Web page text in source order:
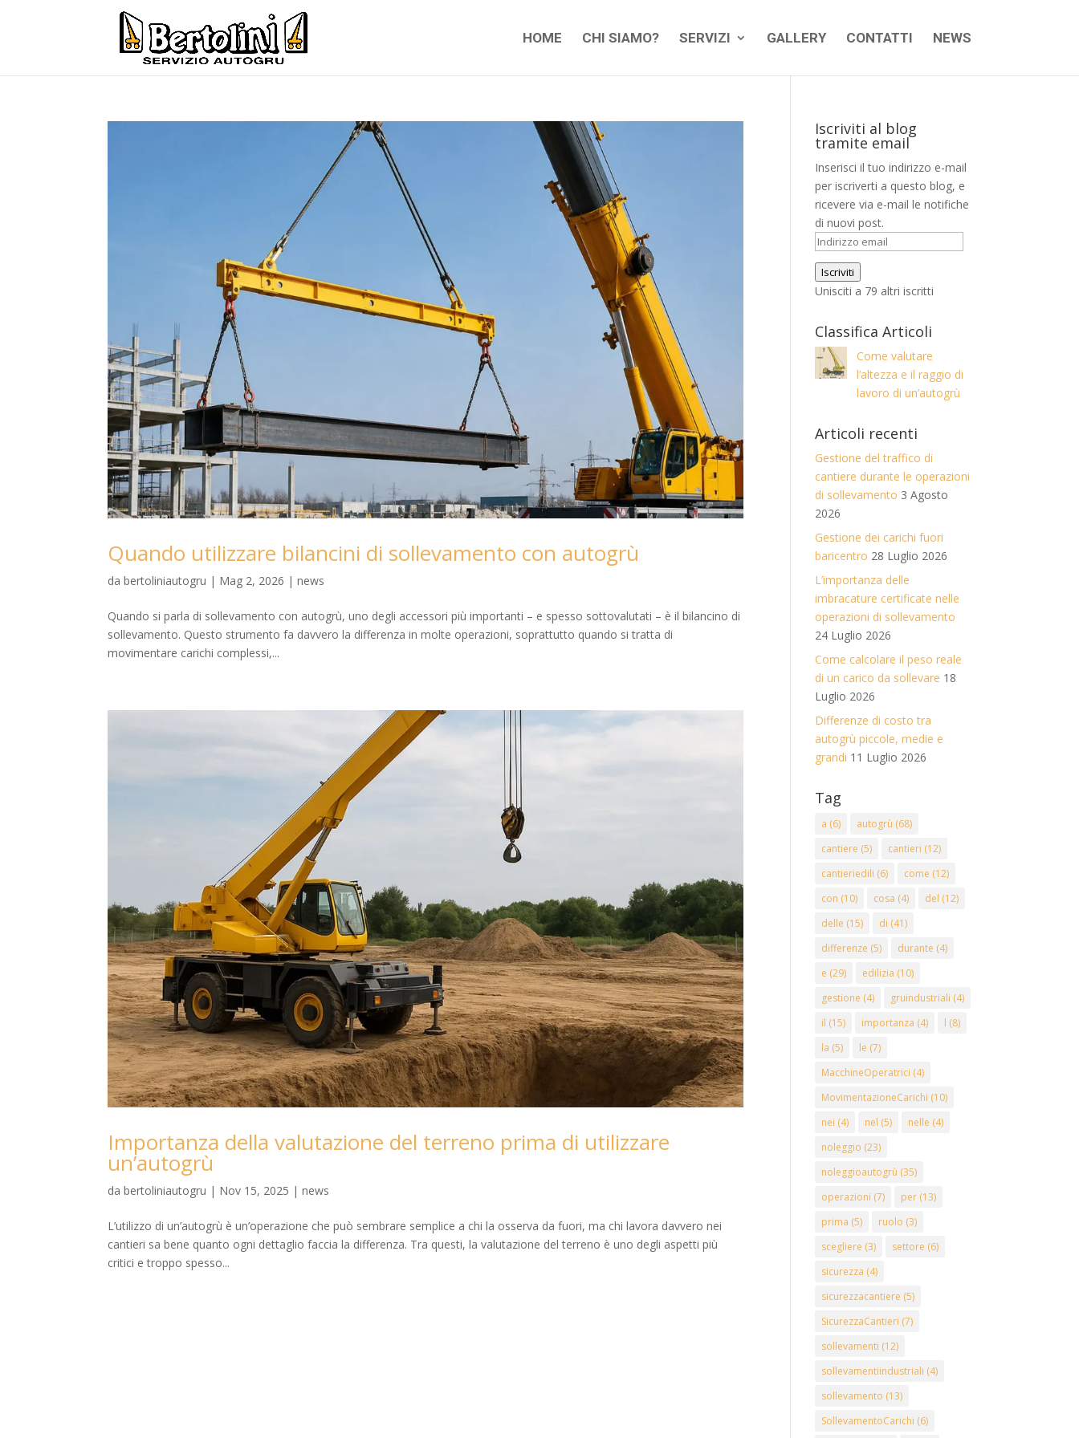
HOME CHI SIAMO? SERVIZI GALLERY CONTATTI NEWS
Quando utilizzare bilancini di sollevamento con autogrù
dabertoliniautogru | Mag 2, 2026 |news
Quando si parla di sollevamento con autogrù, uno degli accessori più importanti – e spesso sottovalutati – è il bilancino di
sollevamento. Questo strumento fa davvero la differenza in molte operazioni, soprattutto quando si tratta di
movimentare carichi complessi,...
Importanza della valutazione del terreno prima di utilizzare
un’autogrù
dabertoliniautogru | Nov 15, 2025 |news
L’utilizzo di un’autogrù è un’operazione che può sembrare semplice a chi la osserva da fuori, ma chi lavora davvero nei
cantieri sa bene quanto ogni dettaglio faccia la differenza. Tra questi, la valutazione del terreno è uno degli aspetti più
critici e troppo spesso...
Iscriviti al blog
tramite email
Inserisci il tuo indirizzo e-mail
per iscriverti a questo blog, e
ricevere via e-mail le notifiche
di nuovi post.
Indirizzo
email
Iscriviti
Unisciti a 79 altri iscritti
Classifica Articoli
Come valutare
l’altezza e il raggio di
lavoro di un’autogrù
Articoli recenti
Gestione del traffico di
cantiere durante le operazioni
di sollevamento 3 Agosto
2026
Gestione dei carichi fuori
baricentro 28 Luglio 2026
L’importanza delle
imbracature certificate nelle
operazioni di sollevamento
24 Luglio 2026
Come calcolare il peso reale
di un carico da sollevare 18
Luglio 2026
Differenze di costo tra
autogrù piccole, medie e
grandi 11 Luglio 2026
Tag
a (6) autogrù (68)
cantiere (5) cantieri (12)
cantieriedili (6) come (12)
con (10) cosa (4) del (12)
delle (15) di (41)
differenze (5) durante (4)
e (29) edilizia (10)
gestione (4) gruindustriali (4)
il (15) importanza (4) l (8)
la (5) le (7)
MacchineOperatrici (4)
MovimentazioneCarichi (10)
nei (4) nel (5) nelle (4)
noleggio (23)
noleggioautogrù (35)
operazioni (7) per (13)
prima (5) ruolo (3)
scegliere (3) settore (6)
sicurezza (4)
sicurezzacantiere (5)
SicurezzaCantieri (7)
sollevamenti (12)
sollevamentiindustriali (4)
sollevamento (13)
SollevamentoCarichi (6)